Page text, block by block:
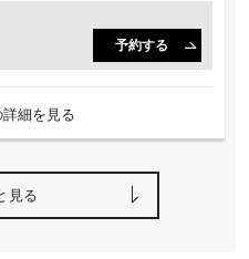
予約する
細を見る
見る